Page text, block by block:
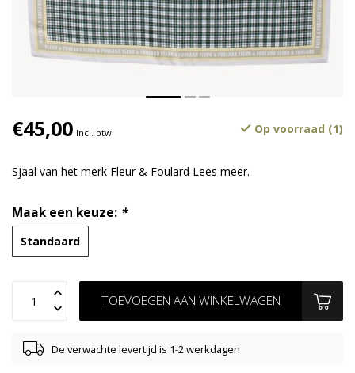
€45,00 Incl. btw Op voorraad (1)
Sjaal van het merk Fleur & Foulard Lees meer.
Maak een keuze: *
Standaard
TOEVOEGEN AAN WINKELWAGEN
De verwachte levertijd is 1-2 werkdagen